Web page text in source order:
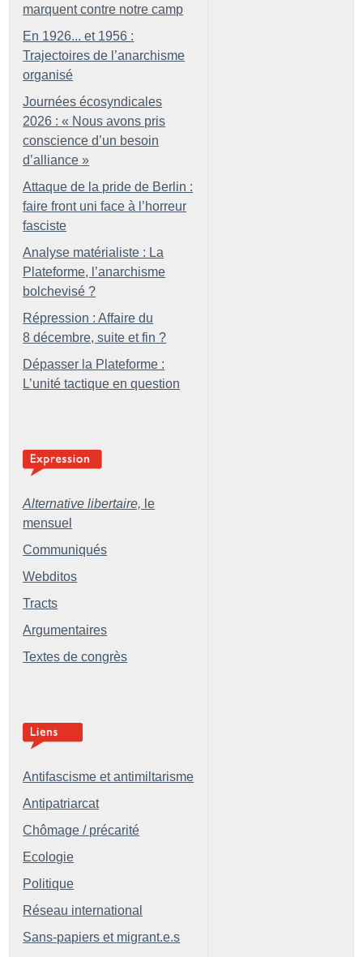
marquent contre notre camp
En 1926... et 1956 :
Trajectoires de l’anarchisme
organisé
Journées écosyndicales
2026 : « Nous avons pris
conscience d’un besoin
d’alliance »
Attaque de la pride de Berlin :
faire front uni face à l’horreur
fasciste
Analyse matérialiste : La
Plateforme, l’anarchisme
bolchevisé ?
Répression : Affaire du
8 décembre, suite et fin ?
Dépasser la Plateforme :
L’unité tactique en question
Alternative libertaire, le
mensuel
Communiqués
Webditos
Tracts
Argumentaires
Textes de congrès
Antifascisme et antimiltarisme
Antipatriarcat
Chômage / précarité
Ecologie
Politique
Réseau international
Sans-papiers et migrant.e.s